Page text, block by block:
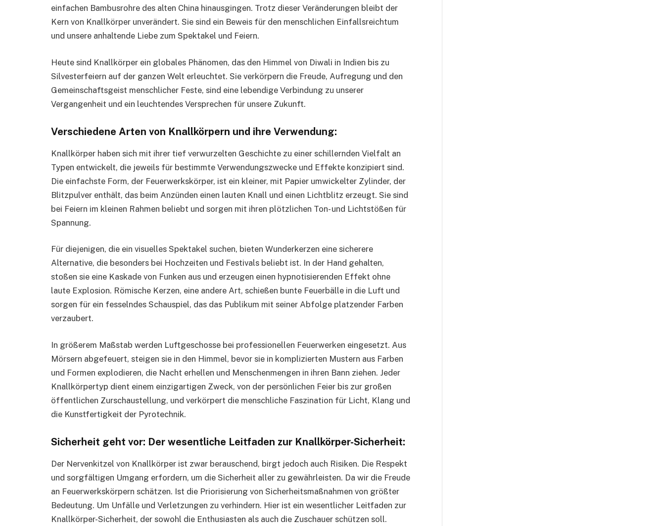
einfachen Bambusrohre des alten China hinausgingen. Trotz dieser Veränderungen bleibt der
Kern von Knallkörper unverändert. Sie sind ein Beweis für den menschlichen Einfallsreichtum
und unsere anhaltende Liebe zum Spektakel und Feiern.
Heute sind Knallkörper ein globales Phänomen, das den Himmel von Diwali in Indien bis zu
Silvesterfeiern auf der ganzen Welt erleuchtet. Sie verkörpern die Freude, Aufregung und den
Gemeinschaftsgeist menschlicher Feste, sind eine lebendige Verbindung zu unserer
Vergangenheit und ein leuchtendes Versprechen für unsere Zukunft.
Verschiedene Arten von Knallkörpern und ihre Verwendung:
Knallkörper haben sich mit ihrer tief verwurzelten Geschichte zu einer schillernden Vielfalt an
Typen entwickelt, die jeweils für bestimmte Verwendungszwecke und Effekte konzipiert sind.
Die einfachste Form, der Feuerwerkskörper, ist ein kleiner, mit Papier umwickelter Zylinder, der
Blitzpulver enthält, das beim Anzünden einen lauten Knall und einen Lichtblitz erzeugt. Sie sind
bei Feiern im kleinen Rahmen beliebt und sorgen mit ihren plötzlichen Ton- und Lichtstößen für
Spannung.
Für diejenigen, die ein visuelles Spektakel suchen, bieten Wunderkerzen eine sicherere
Alternative, die besonders bei Hochzeiten und Festivals beliebt ist. In der Hand gehalten,
stoßen sie eine Kaskade von Funken aus und erzeugen einen hypnotisierenden Effekt ohne
laute Explosion. Römische Kerzen, eine andere Art, schießen bunte Feuerbälle in die Luft und
sorgen für ein fesselndes Schauspiel, das das Publikum mit seiner Abfolge platzender Farben
verzaubert.
In größerem Maßstab werden Luftgeschosse bei professionellen Feuerwerken eingesetzt. Aus
Mörsern abgefeuert, steigen sie in den Himmel, bevor sie in komplizierten Mustern aus Farben
und Formen explodieren, die Nacht erhellen und Menschenmengen in ihren Bann ziehen. Jeder
Knallkörpertyp dient einem einzigartigen Zweck, von der persönlichen Feier bis zur großen
öffentlichen Zurschaustellung, und verkörpert die menschliche Faszination für Licht, Klang und
die Kunstfertigkeit der Pyrotechnik.
Sicherheit geht vor: Der wesentliche Leitfaden zur Knallkörper-Sicherheit:
Der Nervenkitzel von Knallkörper ist zwar berauschend, birgt jedoch auch Risiken. Die Respekt
und sorgfältigen Umgang erfordern, um die Sicherheit aller zu gewährleisten. Da wir die Freude
an Feuerwerkskörpern schätzen. Ist die Priorisierung von Sicherheitsmaßnahmen von größter
Bedeutung. Um Unfälle und Verletzungen zu verhindern. Hier ist ein wesentlicher Leitfaden zur
Knallkörper-Sicherheit, der sowohl die Enthusiasten als auch die Zuschauer schützen soll.